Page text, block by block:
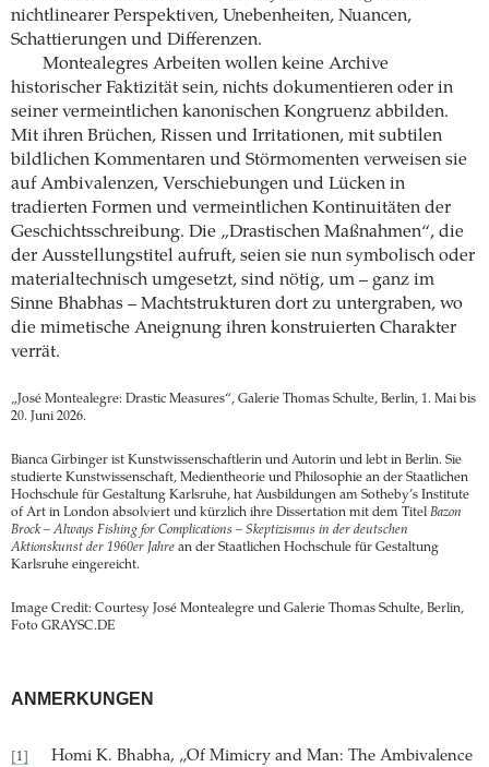
nichtlinearer Perspektiven, Unebenheiten, Nuancen,
Schattierungen und Differenzen.
Montealegres Arbeiten wollen keine Archive
historischer Faktizität sein, nichts dokumentieren oder in
seiner vermeintlichen kanonischen Kongruenz abbilden.
Mit ihren Brüchen, Rissen und Irritationen, mit subtilen
bildlichen Kommentaren und Störmomenten verweisen sie
auf Ambivalenzen, Verschiebungen und Lücken in
tradierten Formen und vermeintlichen Kontinuitäten der
Geschichtsschreibung. Die „Drastischen Maßnahmen“, die
der Ausstellungstitel aufruft, seien sie nun symbolisch oder
materialtechnisch umgesetzt, sind nötig, um – ganz im
Sinne Bhabhas – Machtstrukturen dort zu untergraben, wo
die mimetische Aneignung ihren konstruierten Charakter
verrät.
„José Montealegre: Drastic Measures“, Galerie Thomas Schulte, Berlin, 1. Mai bis
20. Juni 2026.
Bianca Girbinger ist Kunstwissenschaftlerin und Autorin und lebt in Berlin. Sie
studierte Kunstwissenschaft, Medientheorie und Philosophie an der Staatlichen
Hochschule für Gestaltung Karlsruhe, hat Ausbildungen am Sotheby’s Institute
of Art in London absolviert und kürzlich ihre Dissertation mit dem Titel Bazon
Brock – Always Fishing for Complications – Skeptizismus in der deutschen
Aktionskunst der 1960er Jahre an der Staatlichen Hochschule für Gestaltung
Karlsruhe eingereicht.
Image Credit: Courtesy José Montealegre und Galerie Thomas Schulte, Berlin,
Foto GRAYSC.DE
ANMERKUNGEN
[1]
Homi K. Bhabha, „Of Mimicry and Man: The Ambivalence